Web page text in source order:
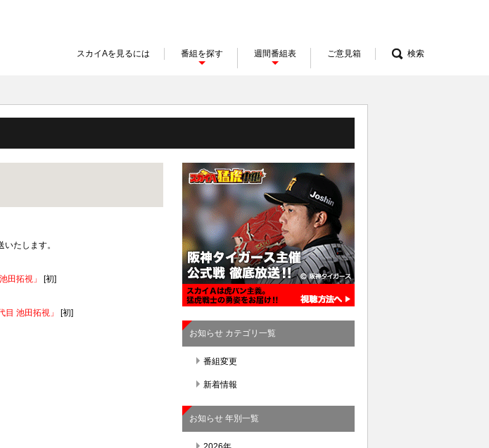
スカイAを見るには 番組を探す 週間番組表 ご意見箱 検索
たします。
田拓視」 [初]
池田拓視」 [初]
お知らせ カテゴリ一覧
番組変更
新着情報
お知らせ 年別一覧